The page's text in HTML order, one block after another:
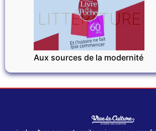
LITTÉRATURE
Aux sources de la modernité